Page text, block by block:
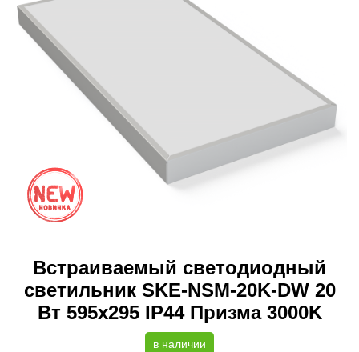
Встраиваемый светодиодный
светильник SKE-NSM-20K-DW 20
Вт 595x295 IP44 Призма 3000K
в наличии